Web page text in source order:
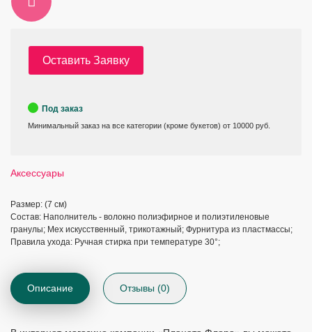
Оставить Заявку
Под заказ
Минимальный заказ на все категории (кроме букетов) от 10000 руб.
Аксессуары
Размер: (7 см)
Состав: Наполнитель - волокно полиэфирное и полиэтиленовые
гранулы; Мех искусственный, трикотажный; Фурнитура из пластмассы;
Правила ухода: Ручная стирка при температуре 30°;
Описание Отзывы (0)